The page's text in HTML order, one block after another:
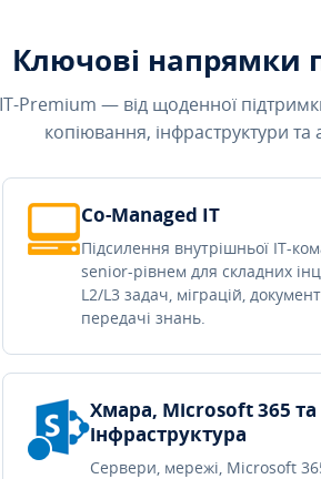
Ключові напрямки
Premium — від щоденної
копіювання, інфраструктури та
Co-Managed IT
Підсилення внутрішньої IT-
senior-рівнем для складних
L2/L3 задач, міграцій,
передачі знань.
Хмара, Microsoft 365 та
інфраструктура
Сервери, мережі, Microsoft